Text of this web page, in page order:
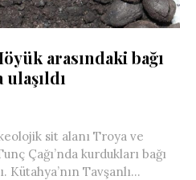
arasındaki bağı
sit alanı Troya ve
Çağı’nda kurdukları bağı
Kütahya’nın Tavşanlı...